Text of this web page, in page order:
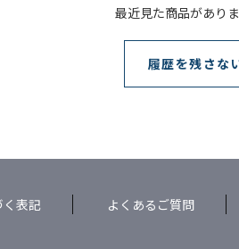
最近見た商品がありま
履歴を残さな
表記 よくあるご質問